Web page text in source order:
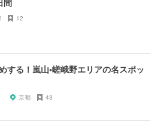
間
12
する！嵐山•嵯峨野エリアの名スポッ
京都 43